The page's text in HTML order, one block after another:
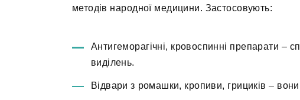
методів народної медицини. Застосовують:
Антигеморагічні, кровоспинні препарати –
виділень.
Відвари з ромашки, кропиви, грициків –